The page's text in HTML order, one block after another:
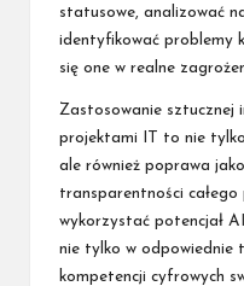
statusowe, analizować
identyfikować problemy
się one w realne
Zastosowanie sztucznej
projektami IT to nie
ale również poprawa
transparentności całego
wykorzystać potencjał
nie tylko w odpowiednie
kompetencji cyfrowych